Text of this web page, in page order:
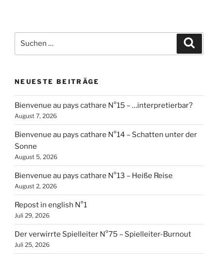
nach:
NEUESTE BEITRÄGE
Bienvenue au pays cathare N°15 – …interpretierbar?
August 7, 2026
Bienvenue au pays cathare N°14 – Schatten unter der
Sonne
August 5, 2026
Bienvenue au pays cathare N°13 – Heiße Reise
August 2, 2026
Repost in english N°1
Juli 29, 2026
Der verwirrte Spielleiter N°75 – Spielleiter-Burnout
Juli 25, 2026